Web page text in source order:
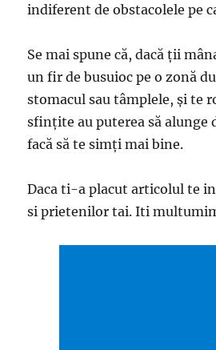
indiferent de obstacolele pe
Se mai spune că, dacă ții
un fir de busuioc pe o zonă
stomacul sau tâmplele, și te
sfințite au puterea să alunge
facă să te simți mai bine.
Daca ti-a placut articolul te
si prietenilor tai. Iti